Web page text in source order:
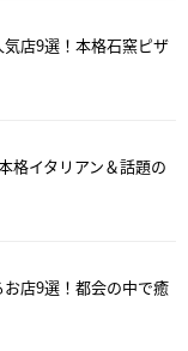
店9選！本格石窯ピザ
格イタリアン＆話題の
お店9選！都会の中で癒